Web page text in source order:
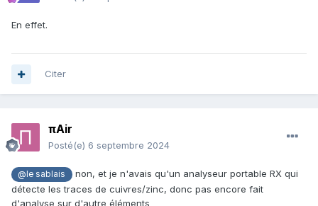
En effet.
Citer
πAir
Posté(e) 6 septembre 2024
@le sablais
non, et je n'avais qu'un analyseur portable RX qui
détecte les traces de cuivres/zinc, donc pas encore fait
d'analyse sur d'autre éléments